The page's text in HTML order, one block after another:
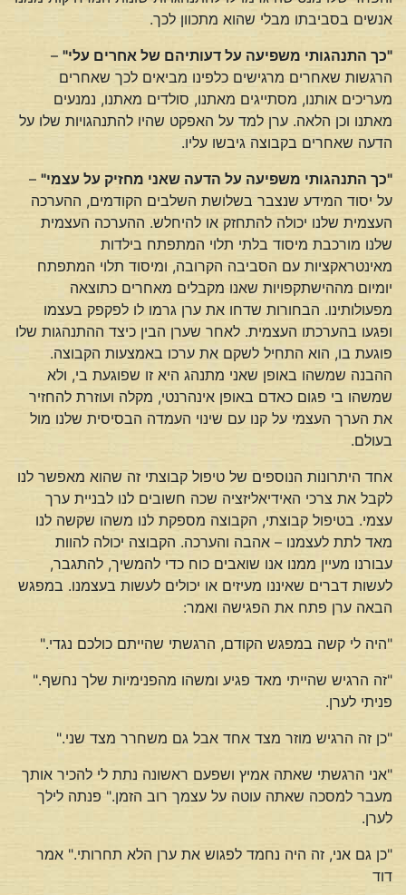
אנשים בסביבתו מבלי שהוא מתכוון לכך.
"כך התנהגותי משפיעה על דעותיהם של אחרים עלי" –
הרגשות שאחרים מרגישים כלפינו מביאים לכך שאחרים
מעריכים אותנו, מסתייגים מאתנו, סולדים מאתנו, נמנעים
מאתנו וכן הלאה. ערן למד על האפקט שהיו להתנהגויות שלו על
הדעה שאחרים בקבוצה גיבשו עליו.
"כך התנהגותי משפיעה על הדעה שאני מחזיק על עצמי" –
על יסוד המידע שנצבר בשלושת השלבים הקודמים, ההערכה
העצמית שלנו יכולה להתחזק או להיחלש. ההערכה העצמית
שלנו מורכבת מיסוד בלתי תלוי המתפתח בילדות
מאינטראקציות עם הסביבה הקרובה, ומיסוד תלוי המתפתח
יומיום מההישתקפויות שאנו מקבלים מאחרים כתוצאה
מפעולותינו. הבחורות שדחו את ערן גרמו לו לפקפק בעצמו
ופגעו בהערכתו העצמית. לאחר שערן הבין כיצד ההתנהגות שלו
פוגעת בו, הוא התחיל לשקם את ערכו באמצעות הקבוצה.
ההבנה שמשהו באופן שאני מתנהג היא זו שפוגעת בי, ולא
שמשהו בי פגום כאדם באופן אינהרנטי, מקלה ועוזרת להחזיר
את הערך העצמי על קנו עם שינוי העמדה הבסיסית שלנו מול
בעולם.
אחד היתרונות הנוספים של טיפול קבוצתי זה שהוא מאפשר לנו
לקבל את צרכי האידיאליזציה שכה חשובים לנו לבניית ערך
עצמי. בטיפול קבוצתי, הקבוצה מספקת לנו משהו שקשה לנו
מאד לתת לעצמנו – אהבה והערכה. הקבוצה יכולה להוות
עבורנו מעיין ממנו אנו שואבים כוח כדי להמשיך, להתגבר,
לעשות דברים שאיננו מעיזים או יכולים לעשות בעצמנו. במפגש
הבאה ערן פתח את הפגישה ואמר:
"היה לי קשה במפגש הקודם, הרגשתי שהייתם כולכם נגדי."
"זה הרגיש שהייתי מאד פגיע ומשהו מהפנימיות שלך נחשף."
פניתי לערן.
"כן זה הרגיש מוזר מצד אחד אבל גם משחרר מצד שני."
"אני הרגשתי שאתה אמיץ ושפעם ראשונה נתת לי להכיר אותך
מעבר למסכה שאתה עוטה על עצמך רוב הזמן." פנתה לילך
לערן.
"כן גם אני, זה היה נחמד לפגוש את ערן הלא תחרותי." אמר
דוד